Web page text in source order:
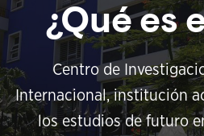
¿Qué es
Centro de
Internacional, institución
los estudios de futuro